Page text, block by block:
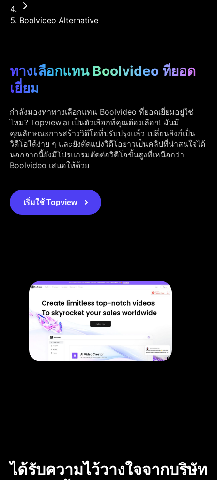
Boolvideo Alternative
ทางเลือกแทน Boolvideo ที่ยอด
เยี่ยม
กำลังมองหาทางเลือกแทน Boolvideo ที่ยอดเยี่ยมอยู่ใช่
ไหม? Topview.ai เป็นตัวเลือกที่คุณต้องเลือก! มันมี
คุณลักษณะการสร้างวิดีโอที่ปรับปรุงแล้ว เปลี่ยนลิงก์เป็น
วิดีโอได้ง่าย ๆ และยังตัดแบ่งวิดีโอยาวเป็นคลิปที่น่าสนใจได้
นอกจากนี้ยังมีโปรแกรมตัดต่อวิดีโอขั้นสูงที่เหนือกว่า
Boolvideo เสนอให้ด้วย
เริ่มใช้ Topview
ได้รับความไว้วางใจจากบริษัท